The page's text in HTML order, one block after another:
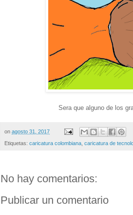
Sera que alguno de los
on agosto 31, 2017
Etiquetas: caricatura colombiana caricatura de
No hay comentarios:
Publicar un comentario